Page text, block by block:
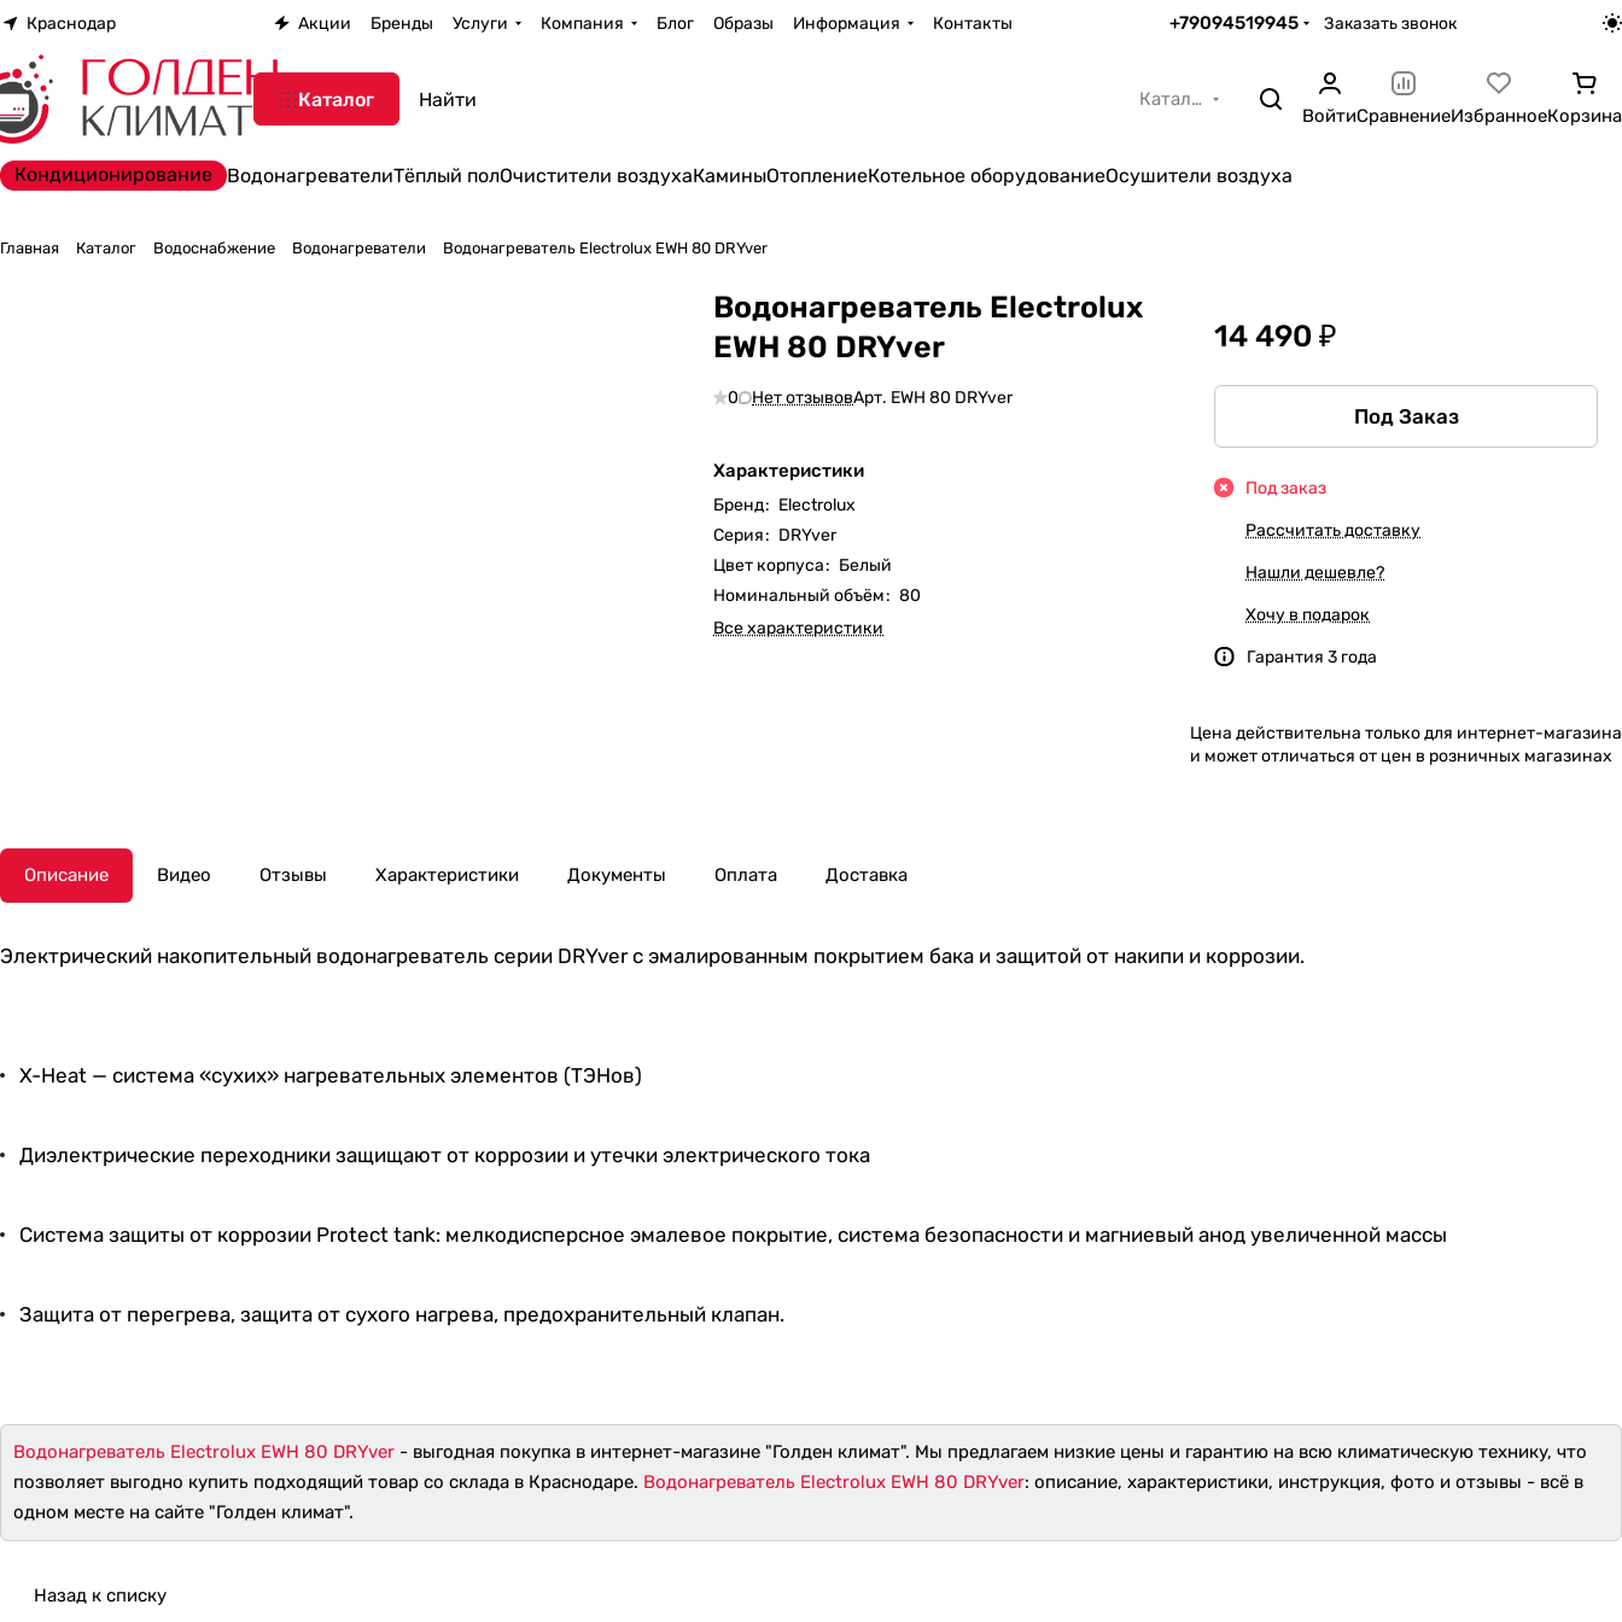
Краснодар Акции Бренды Услуги Компания Блог Образы Информация Контакты +79094519945 Заказать звонок
Каталог Каталог
ВойтиСравнениеИзбранноеКорзина
Кондиционирование ВодонагревателиТёплый полОчистители воздухаКаминыОтоплениеКотельное оборудованиеОсушители воздуха
Главная Каталог Водоснабжение Водонагреватели Водонагреватель Electrolux EWH 80 DRYver
Водонагреватель Electrolux
EWH 80 DRYver
0 Нет отзывовАрт. EWH 80 DRYver
Характеристики
Бренд: Electrolux
Серия: DRYver
Цвет корпуса: Белый
Номинальный объём: 80
Все характеристики
14 490 ₽
Под Заказ
Под заказ
Рассчитать доставку
Нашли дешевле?
Хочу в подарок
Гарантия 3 года
Цена действительна только для интернет-магазина
и может отличаться от цен в розничных магазинах
Описание Видео Отзывы Характеристики Документы Оплата Доставка
Электрический накопительный водонагреватель серии DRYver с эмалированным покрытием бака и защитой от накипи и коррозии.
X-Heat — система «сухих» нагревательных элементов (ТЭНов)
Диэлектрические переходники защищают от коррозии и утечки электрического тока
Система защиты от коррозии Protect tank: мелкодисперсное эмалевое покрытие, система безопасности и магниевый анод увеличенной массы
Защита от перегрева, защита от сухого нагрева, предохранительный клапан.
Водонагреватель Electrolux EWH 80 DRYver - выгодная покупка в интернет-магазине "Голден климат". Мы предлагаем низкие цены и гарантию на всю климатическую технику, что
позволяет выгодно купить подходящий товар со склада в Краснодаре. Водонагреватель Electrolux EWH 80 DRYver: описание, характеристики, инструкция, фото и отзывы - всё в
одном месте на сайте "Голден климат".
Назад к списку